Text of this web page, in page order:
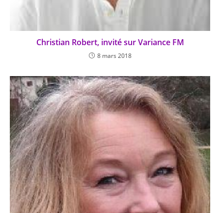
Christian Robert, invité sur Variance FM
8 mars 2018